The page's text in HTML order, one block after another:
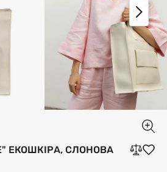
ЕКОШКІРА, СЛОНОВА